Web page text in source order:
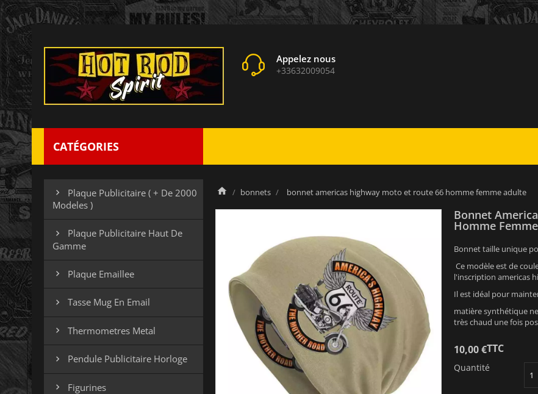
Appelez nous
+33632009054
CATÉGORIES

Plaque Publicitaire ( + De 2000
Modeles )

Plaque Publicitaire Haut De
Gamme
 Plaque Emaillee
 Tasse Mug En Email
 Thermometres Metal
 Pendule Publicitaire Horloge
 Figurines
bonnets bonnet americas highway moto et route 66 homme femme adulte
Bonnet
Homme
Bonnet taille unique
Ce modèle est de
l'inscription americas
Il est idéal pour
matière synthétique
très chaud une fois
10,00 €TTC
Quantité